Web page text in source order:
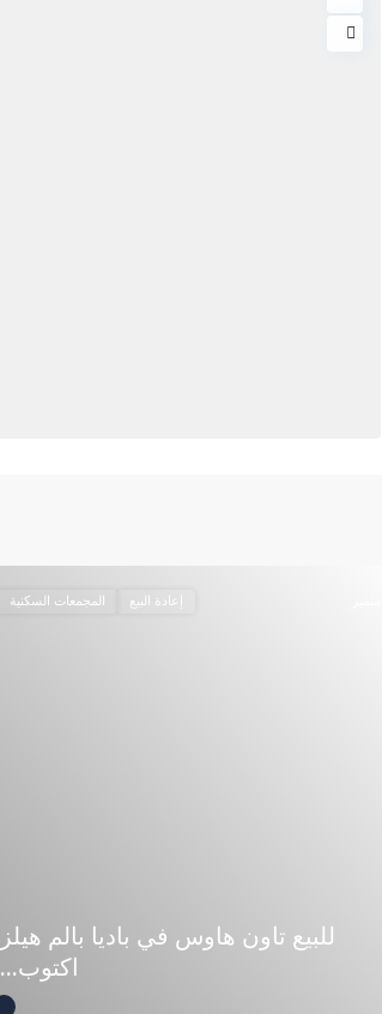
إعادة البيع المجمعات السكنية
للبيع تاون هاوس في باديا بالم هيلز
اكتوب...